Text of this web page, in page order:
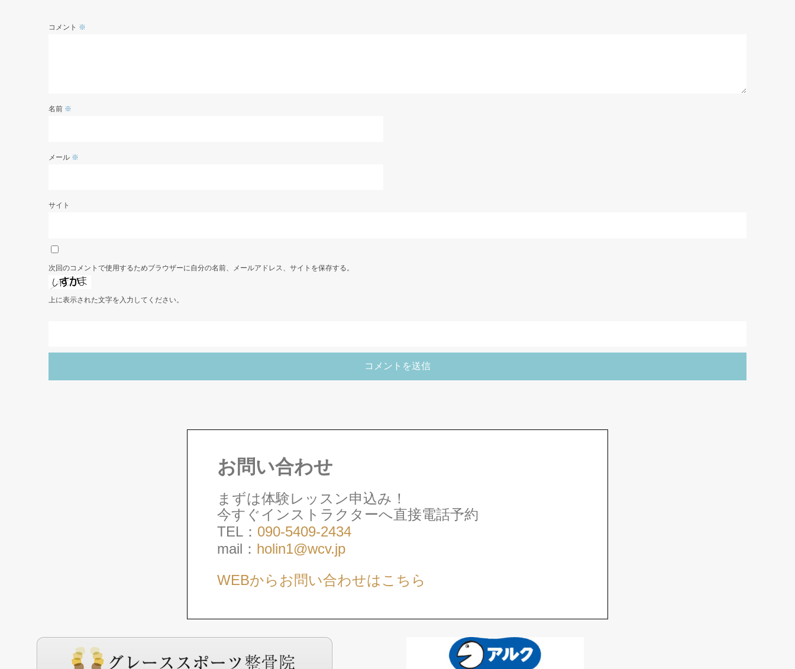
コメント ※
名前 ※
メール ※
サイト
次回のコメントで使用するためブラウザーに自分の名前、メールアドレス、サイトを保存する。
上に表示された文字を入力してください。
お問い合わせ
まずは体験レッスン申込み！
今すぐインストラクターへ直接電話予約
TEL： 090-5409-2434
mail： holin1@wcv.jp
WEBからお問い合わせはこちら